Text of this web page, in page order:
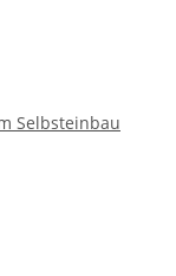
Selbsteinbau